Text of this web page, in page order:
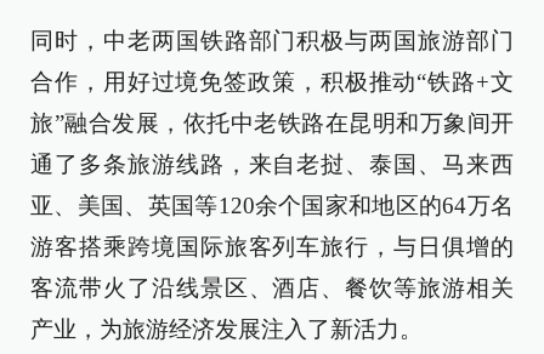
同时，中老两国铁路部门积极与两国旅游部门
合作，用好过境免签政策，积极推动“铁路+文
旅”融合发展，依托中老铁路在昆明和万象间开
通了多条旅游线路，来自老挝、泰国、马来西
亚、美国、英国等120余个国家和地区的64万名
游客搭乘跨境国际旅客列车旅行，与日俱增的
客流带火了沿线景区、酒店、餐饮等旅游相关
产业，为旅游经济发展注入了新活力。